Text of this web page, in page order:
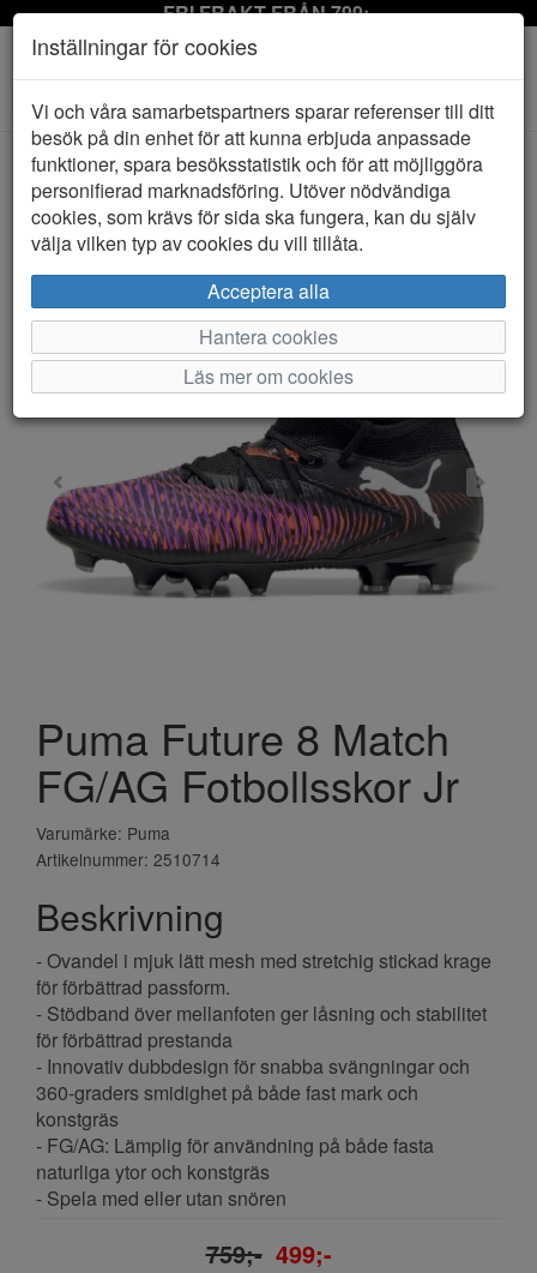
FRI FRAKT FRÅN 799:-
Toggle
navigation
HEM PUMA
Puma Future 8 Match
FG/AG Fotbollsskor Jr
Varumärke: Puma
Artikelnummer: 2510714
Beskrivning
- Ovandel i mjuk lätt mesh med stretchig stickad krage
för förbättrad passform.
- Stödband över mellanfoten ger låsning och stabilitet
för förbättrad prestanda
- Innovativ dubbdesign för snabba svängningar och
360-graders smidighet på både fast mark och
konstgräs
- FG/AG: Lämplig för användning på både fasta
naturliga ytor och konstgräs
- Spela med eller utan snören
759;- 499;-
Inställningar för cookies
Vi och våra samarbetspartners sparar referenser till ditt
besök på din enhet för att kunna erbjuda anpassade
funktioner, spara besöksstatistik och för att möjliggöra
personifierad marknadsföring. Utöver nödvändiga
cookies, som krävs för sida ska fungera, kan du själv
välja vilken typ av cookies du vill tillåta.
Acceptera alla
Hantera cookies
Läs mer om cookies